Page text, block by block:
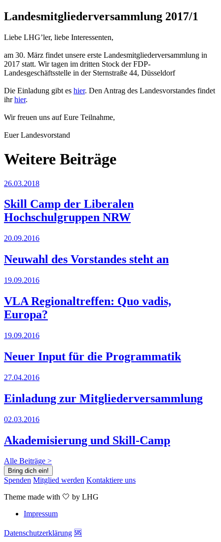
Landesmitgliederversammlung 2017/1
Liebe LHG’ler, liebe Interessenten,
am 30. März findet unsere erste Landesmitgliederversammlung in
2017 statt. Wir tagen im dritten Stock der FDP-
Landesgeschäftsstelle in der Sternstraße 44, Düsseldorf
Die Einladung gibt es hier. Den Antrag des Landesvorstandes findet
ihrhier.
Wir freuen uns auf Eure Teilnahme,
Euer Landesvorstand
Weitere Beiträge
26.03.2018
Skill Camp der Liberalen
Hochschulgruppen NRW
20.09.2016
Neuwahl des Vorstandes steht an
19.09.2016
VLA Regionaltreffen: Quo vadis,
Europa?
19.09.2016
Neuer Input für die Programmatik
27.04.2016
Einladung zur Mitgliederversammlung
02.03.2016
Akademisierung und Skill-Camp
Alle Beiträge >
Bring dich ein!
Spenden Mitglied werden Kontaktiere uns
Theme made with 🤍 by LHG
Impressum
Datenschutzerklärung 🆘